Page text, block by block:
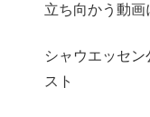
立ち向かう動画
シャウエッセ
スト